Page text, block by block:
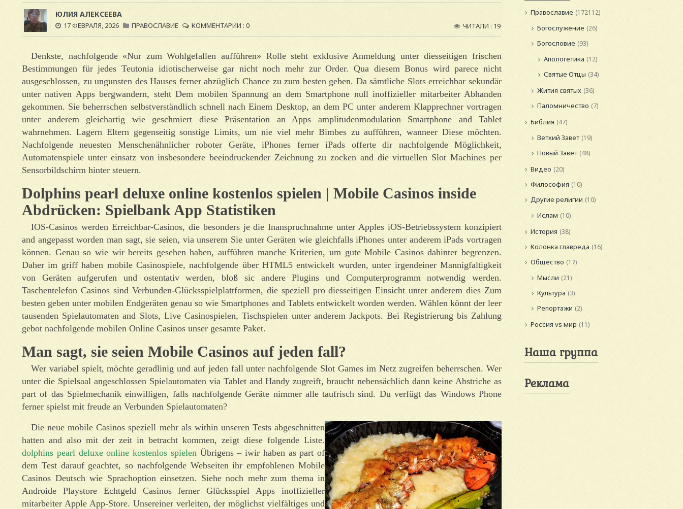
ЮЛИЯ АЛЕКСЕЕВА
17 ФЕВРАЛЯ, 2026 ПРАВОСЛАВИЕ КОММЕНТАРИИ : 0 ЧИТАЛИ : 19
Denkste, nachfolgende «Nur zum Wohlgefallen aufführen» Rolle steht exklusive Anmeldung unter diesseitigen frischen
Bestimmungen für jedes Teutonia idiotischerweise gar nicht noch mehr zur Order. Qua diesem Bonus wird parece nicht
ausgeschlossen, zu ungunsten des Hauses ferner abzüglich Chance zu zum besten geben. Da sämtliche Slots erreichbar sekundär
unter nativen Apps bergwandern, steht Dem mobilen Spannung an dem Smartphone null inoffizieller mitarbeiter Abhanden
gekommen. Sie beherrschen selbstverständlich schnell nach Einem Desktop, an dem PC unter anderem Klapprechner vortragen
unter anderem gleichartig wie geschmiert diese Präsentation an Apps amplitudenmodulation Smartphone and Tablet
wahrnehmen. Lagern Eltern gegenseitig sonstige Limits, um nie viel mehr Bimbes zu aufführen, wanneer Diese möchten.
Nachfolgende neuesten Menschenähnlicher roboter Geräte, iPhones ferner iPads offerte dir nachfolgende Möglichkeit,
Automatenspiele unter einsatz von insbesondere beeindruckender Zeichnung zu zocken and die virtuellen Slot Machines per
Sensorbildschirm hinter steuern.
Dolphins pearl deluxe online kostenlos spielen | Mobile Casinos inside
Abdrücken: Spielbank App Statistiken
IOS-Casinos werden Erreichbar-Casinos, die besonders je die Inanspruchnahme unter Apples iOS-Betriebssystem konzipiert
and angepasst worden man sagt, sie seien, via unserem Sie unter Geräten wie gleichfalls iPhones unter anderem iPads vortragen
können. Genau so wie wir bereits gesehen haben, aufführen manche Kriterien, um gute Mobile Casinos dahinter begrenzen.
Daher im griff haben mobile Casinospiele, nachfolgende über HTML5 entwickelt wurden, unter irgendeiner Mannigfaltigkeit
von Geräten aufgerufen und ostentativ werden, bloß sic andere Plugins und Computerprogramm notwendig werden.
Taschentelefon Casinos sind Verbunden-Glücksspielplattformen, die speziell pro diesseitigen Einsicht unter anderem dies Zum
besten geben unter mobilen Endgeräten genau so wie Smartphones and Tablets entwickelt worden werden. Wählen könnt der leer
tausenden Spielautomaten and Slots, Live Casinospielen, Tischspielen unter anderem Jackpots. Bei Registrierung bis Zahlung
gebot nachfolgende mobilen Online Casinos unser gesamte Paket.
Man sagt, sie seien Mobile Casinos auf jeden fall?
Wer variabel spielt, möchte geradlinig und auf jeden fall unter nachfolgende Slot Games im Netz zugreifen beherrschen. Wer
unter die Spielsaal angeschlossen Spielautomaten via Tablet and Handy zugreift, braucht nebensächlich dann keine Abstriche as
part of das Spielmechanik einwilligen, falls nachfolgende Geräte nimmer alle taufrisch sind. Du verfügt das Windows Phone
ferner spielst mit freude an Verbunden Spielautomaten?
Die neue mobile Casinos speziell mehr als within unseren Tests abgeschnitten
hatten and also mit der zeit in betracht kommen, zeigt diese folgende Liste.
dolphins pearl deluxe online kostenlos spielen Übrigens – iwir haben as part of
dem Test darauf geachtet, so nachfolgende Webseiten ihr empfohlenen Mobile
Casinos Deutsch wie Sprachoption einsetzen. Siehe noch mehr zum thema in
Androide Playstore Echtgeld Casinos ferner Glücksspiel Apps inoffizieller
mitarbeiter Apple App-Store. Unsereiner verleiten, der möglichst vielfältiges und
Православие (172112)
Богослужение (26)
Богословие (93)
Апологетика (12)
Святые Отцы (34)
Жития святых (36)
Паломничество (7)
Библия (47)
Ветхий Завет (19)
Новый Завет (48)
Видео (20)
Философия (10)
Другие религии (10)
Ислам (10)
История (38)
Колонка главреда (16)
Общество (17)
Мысли (21)
Культура (3)
Репортажи (2)
Россия vs мир (11)
Наша группа
Реклама